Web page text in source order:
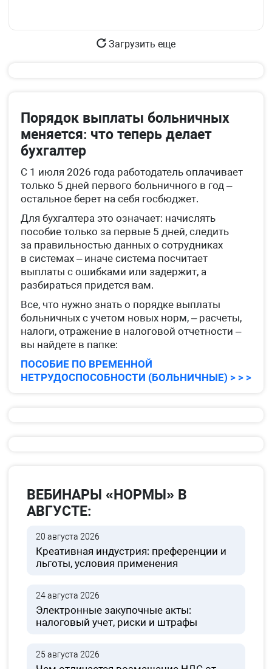
Загрузить еще
Порядок выплаты больничных
меняется: что теперь делает
бухгалтер
С 1 июля 2026 года работодатель оплачивает
только 5 дней первого больничного в год –
остальное берет на себя госбюджет.
Для бухгалтера это означает: начислять
пособие только за первые 5 дней, следить
за правильностью данных о сотрудниках
в системах – иначе система посчитает
выплаты с ошибками или задержит, а
разбираться придется вам.
Все, что нужно знать о порядке выплаты
больничных с учетом новых норм, – расчеты,
налоги, отражение в налоговой отчетности –
вы найдете в папке:
ПОСОБИЕ ПО ВРЕМЕННОЙ
НЕТРУДОСПОСОБНОСТИ (БОЛЬНИЧНЫЕ) > > >
ВЕБИНАРЫ «НОРМЫ» В
АВГУСТЕ:
20 августа 2026
Креативная индустрия: преференции и
льготы, условия применения
24 августа 2026
Электронные закупочные акты:
налоговый учет, риски и штрафы
25 августа 2026